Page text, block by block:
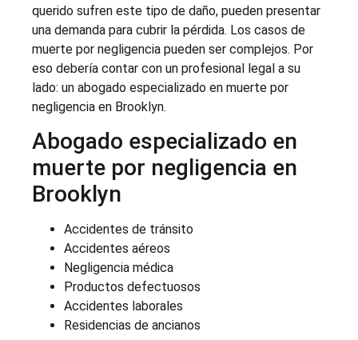
querido sufren este tipo de daño, pueden presentar
una demanda para cubrir la pérdida. Los casos de
muerte por negligencia pueden ser complejos. Por
eso debería contar con un profesional legal a su
lado: un abogado especializado en muerte por
negligencia en Brooklyn.
Abogado especializado en
muerte por negligencia en
Brooklyn
Accidentes de tránsito
Accidentes aéreos
Negligencia médica
Productos defectuosos
Accidentes laborales
Residencias de ancianos